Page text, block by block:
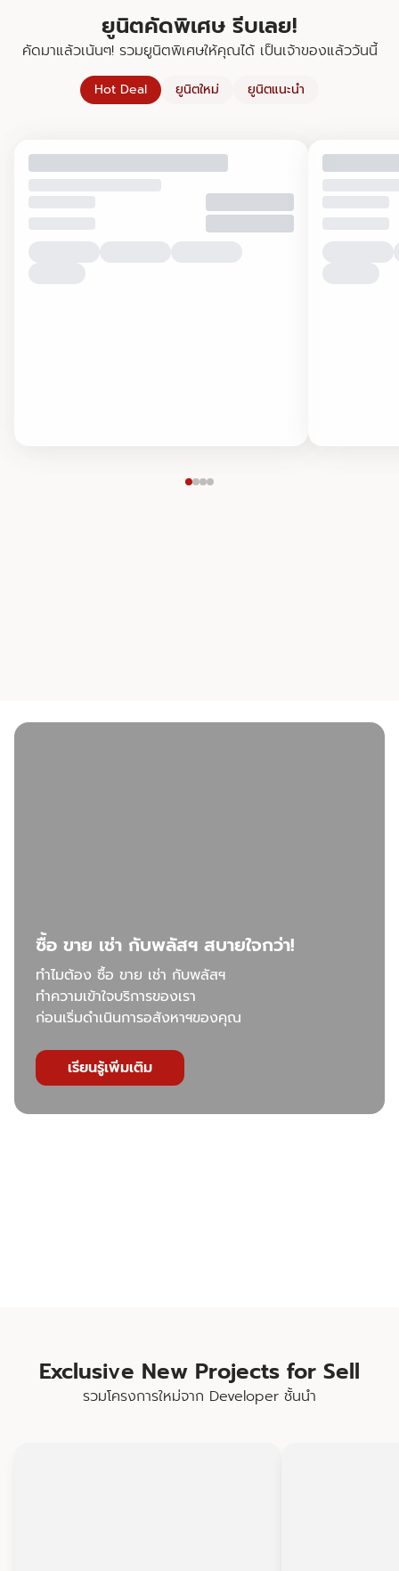
ยูนิตคัดพิเศษ รีบเลย!
คัดมาแล้วเน้นๆ! รวมยูนิตพิเศษให้คุณได้ เป็นเจ้าของแล้ววันนี้
Hot Deal ยูนิตใหม่ ยูนิตแนะนำ
ซื้อ ขาย เช่า กับพลัสฯ สบายใจกว่า!
ทำไมต้อง ซื้อ ขาย เช่า กับพลัสฯ
ทำความเข้าใจบริการของเรา
ก่อนเริ่มดำเนินการอสังหาฯของคุณ
เรียนรู้เพิ่มเติม
Exclusive New Projects for Sell
รวมโครงการใหม่จาก Developer ชั้นนำ